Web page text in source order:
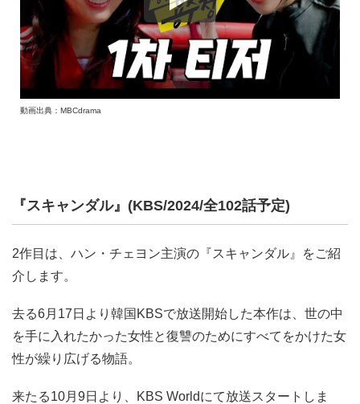
動画出典：MBCdrama
『スキャンダル』(KBS/2024/全102話予定)
2作目は、ハン・チェヨン主演の『スキャンダル』をご紹
介します。
去る6月17日より韓国KBSで放送開始した本作は、世の中
を手に入れたかった女性と復讐のためにすべてをかけた女
性が繰り広げる物語。
来たる10月9日より、KBS Worldにて放送スタートしま